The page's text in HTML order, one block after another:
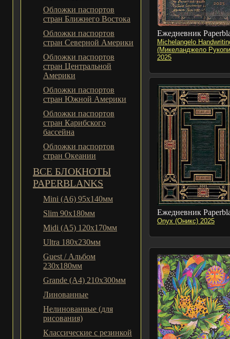
Обложки паспортов
стран Ближнего Востока
Обложки паспортов
стран Северной Америки
Обложки паспортов
стран Центральной
Америки
Обложки паспортов
стран Южной Америки
Обложки паспортов
стран Карибского
бассейна
Обложки паспортов
стран Океании
ВСЕ БЛОКНОТЫ
PAPERBLANKS
Mini (A6) 95х140мм
Slim 90x180мм
Midi (A5) 120х170мм
Ultra 180x230мм
Guest / Альбом
230x180мм
Grande (A4) 210x300мм
Линованные
Нелинованные (для
рисования)
Классические с резинкой
Ежедневник
Michelangelo
(Микеланджело
2025
Ежедневник
Onyx (Оникс) 2025